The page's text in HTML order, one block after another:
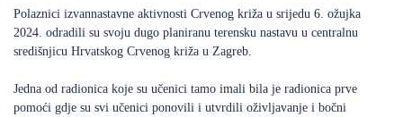
Polaznici izvannastavne aktivnosti Crvenog križa u srijedu 6. ožujka
2024. odradili su svoju dugo planiranu terensku nastavu u centralnu
središnjicu Hrvatskog Crvenog križa u Zagreb.
Jedna od radionica koje su učenici tamo imali bila je radionica prve
pomoći gdje su svi učenici ponovili i utvrdili oživljavanje i bočni